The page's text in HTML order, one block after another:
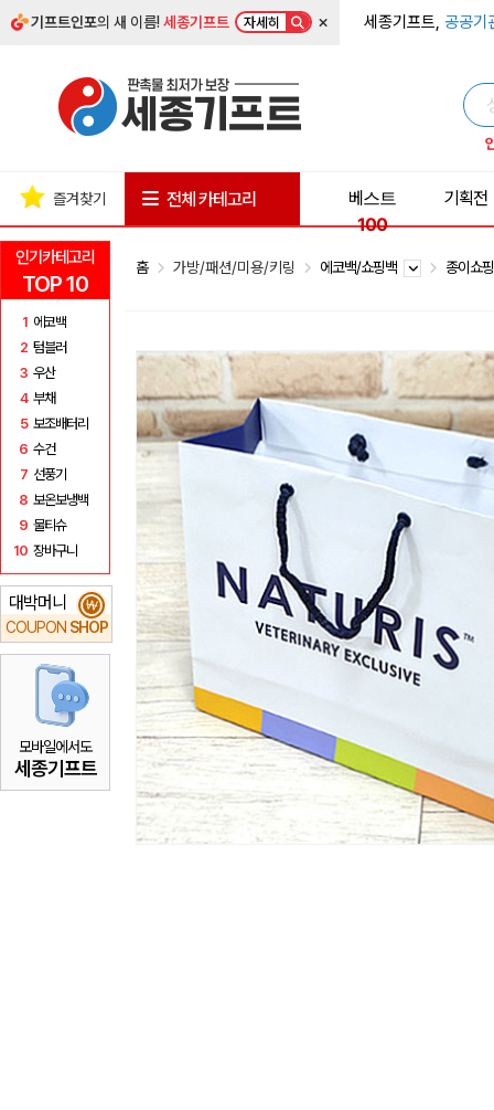
기프트인포의 새 이름!세종기프트 자세히 × 세종기프트, 공공기
인기카테고리
TOP 10
1 에코백
2 텀블러
3 우산
4 부채
5 보조배터리
6 수건
7 선풍기
8 보온보냉백
9 물티슈
10 장바구니
대박머니
COUPON SHOP
₩
모바일에서도
세종기프트
즐겨찾기 전체 카테고리
베스트
100
기획전
홈 가방/패션/미용/키링 에코백/쇼핑백 종이쇼